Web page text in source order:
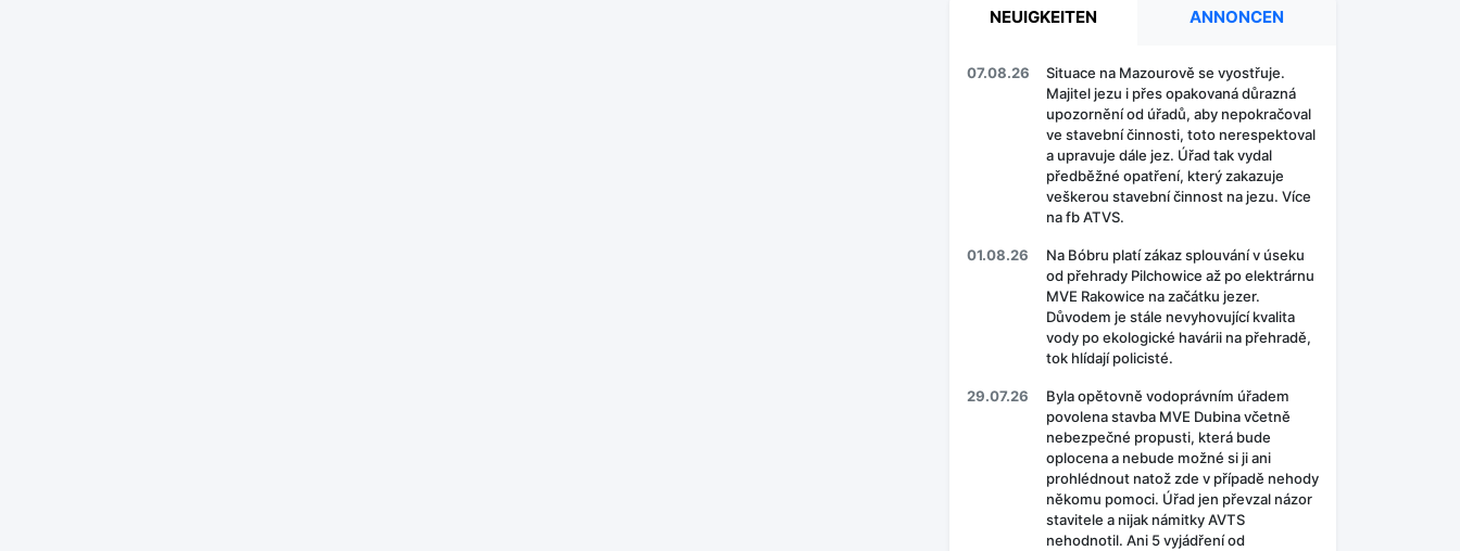
NEUIGKEITEN ANNONCEN
07.08.26
Situace na Mazourově se vyostřuje.
Majitel jezu i přes opakovaná důrazná
upozornění od úřadů, aby nepokračoval
ve stavební činnosti, toto nerespektoval
a upravuje dále jez. Úřad tak vydal
předběžné opatření, který zakazuje
veškerou stavební činnost na jezu. Více
na fb ATVS.
01.08.26
Na Bóbru platí zákaz splouvání v úseku
od přehrady Pilchowice až po elektrárnu
MVE Rakowice na začátku jezer.
Důvodem je stále nevyhovující kvalita
vody po ekologické havárii na přehradě,
tok hlídají policisté.
29.07.26
Byla opětovně vodoprávním úřadem
povolena stavba MVE Dubina včetně
nebezpečné propusti, která bude
oplocena a nebude možné si ji ani
prohlédnout natož zde v případě nehody
někomu pomoci. Úřad jen převzal názor
stavitele a nijak námitky AVTS
nehodnotil. Ani 5 vyjádření od